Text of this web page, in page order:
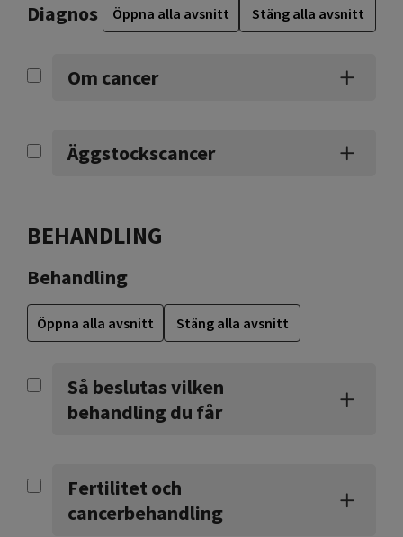
Diagnos Öppna alla avsnitt Stäng alla avsnitt
Om cancer
Äggstockscancer
BEHANDLING
Behandling
Öppna alla avsnitt Stäng alla avsnitt
Så beslutas vilken
behandling du får
Fertilitet och
cancerbehandling